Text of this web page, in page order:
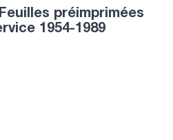
préimprimées
1954-1989